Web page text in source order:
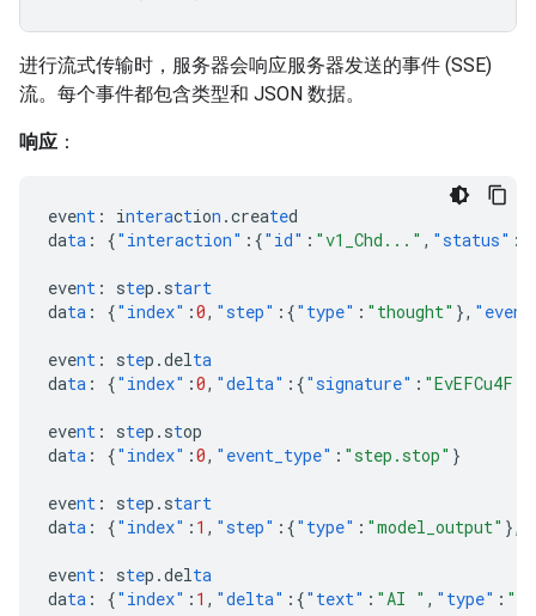
进行流式传输时，服务器会响应服务器发送的事件 (SSE)
流。每个事件都包含类型和 JSON 数据。
响应 ：
event : interaction .created
data : {"interaction" :{"id" : "v1_Chd..." , "status" :
event : step.start
data : {"index" :0, "step" :{"type" : "thought" },
event : step.delta
data : {"index" :0, "delta" :{"signature" :
event : step.stop
data : {"index" :0, "event_type" : "step.stop" }
event : step.start
data : {"index" : 1 , "step" :{"type" : "model_output" },
event : step.delta
data : {"index" : 1 , "delta" :{"text" : "AI " , "type" :